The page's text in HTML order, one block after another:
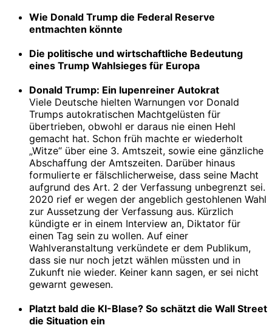
Wie Donald Trump die Federal Reserve
entmachten könnte
Die politische und wirtschaftliche Bedeutung
eines Trump Wahlsieges für Europa
Donald Trump: Ein lupenreiner Autokrat
Viele Deutsche hielten Warnungen vor Donald
Trumps autokratischen Machtgelüsten für
übertrieben, obwohl er daraus nie einen Hehl
gemacht hat. Schon früh machte er wiederholt
„Witze“ über eine 3. Amtszeit, sowie eine gänzliche
Abschaffung der Amtszeiten. Darüber hinaus
formulierte er fälschlicherweise, dass seine Macht
aufgrund des Art. 2 der Verfassung unbegrenzt sei.
2020 rief er wegen der angeblich gestohlenen Wahl
zur Aussetzung der Verfassung aus. Kürzlich
kündigte er in einem Interview an, Diktator für
einen Tag sein zu wollen. Auf einer
Wahlveranstaltung verkündete er dem Publikum,
dass sie nur noch jetzt wählen müssten und in
Zukunft nie wieder. Keiner kann sagen, er sei nicht
gewarnt gewesen.
Platzt bald die KI-Blase? So schätzt die Wall Street
die Situation ein